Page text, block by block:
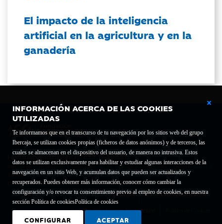
INFORMACIÓN ACERCA DE LAS COOKIES
UTILIZADAS
Te informamos que en el transcurso de tu navegación por los sitios web del grupo
Ibercaja, se utilizan cookies propias (ficheros de datos anónimos) y de terceros, las
cuales se almacenan en el dispositivo del usuario, de manera no intrusiva. Estos
datos se utilizan exclusivamente para habilitar y estudiar algunas interacciones de la
navegación en un sitio Web, y acumulan datos que pueden ser actualizados y
recuperados. Puedes obtener más información, conocer cómo cambiar la
configuración y/o revocar tu consentimiento previo al empleo de cookies, en nuestra
sección Política de cookiesPolítica de cookies
CONFIGURAR ACEPTAR
El impacto de la inteligencia
artificial en la agricultura y en la
ganadería
Fundación Bancaria Ibercaja C.I.F. G-50000652.
Inscrita en el Registro de Fundaciones del Mº de Educación, Cultura y Deporte con el nº
1689.
Domicilio social: Joaquín Costa, 13. 50001 Zaragoza.
Contacto
Declaración de accesibilidad
Aviso legal Política de privacidad